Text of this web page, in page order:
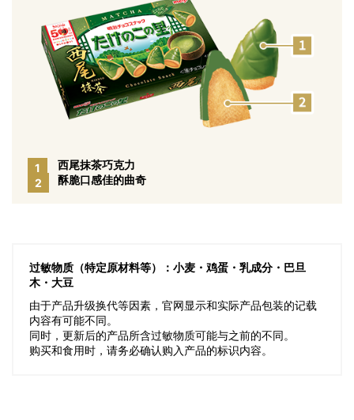
1
西尾抹茶巧克力
2
酥脆口感佳的曲奇
过敏物质（特定原材料等）：小麦・鸡蛋・乳成分・巴旦
木・大豆
由于产品升级换代等因素，官网显示和实际产品包装的记载
内容有可能不同。
同时，更新后的产品所含过敏物质可能与之前的不同。
购买和食用时，请务必确认购入产品的标识内容。